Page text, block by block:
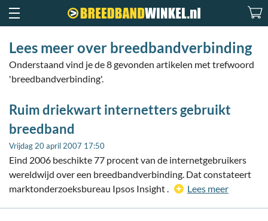
Lees meer over breedbandverbinding
Onderstaand vind je de 8 gevonden artikelen met trefwoord
'breedbandverbinding'.
Ruim driekwart internetters gebruikt
breedband
Vrijdag 20 april 2007 17:50
Eind 2006 beschikte 77 procent van de internetgebruikers
wereldwijd over een breedbandverbinding. Dat constateert
marktonderzoeksbureau Ipsos Insight .
Lees meer